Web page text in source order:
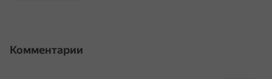
Комментарии